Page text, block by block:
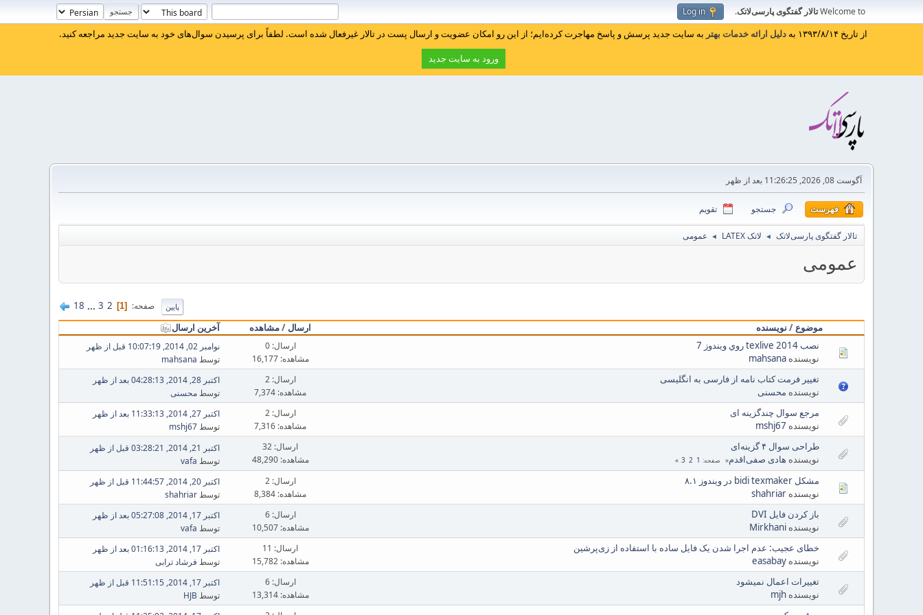
Welcome toتالار گفتگوی پارسی‌لاتک.
Log in
از تاریخ ۱۳۹۳/۸/۱۴ به دلیل ارائه خدمات بهتر به سایت جدید پرسش و پاسخ مهاجرت کرده‌ایم؛ از این رو امکان عضویت و ارسال پست در تالار غیرفعال شده است. لطفاً برای پرسیدن سوال‌های خود به سایت جدید مراجعه کنید.
ورود به سایت جدید
آگوست 08, 2026, 11:26:25 بعد از ظهر
فهرست جستجو تقویم
تالار گفتگوی پارسی‌لاتک ◄ لاتک LATEX ◄ عمومی
عمومی
پایین صفحه 1
2
3
...
18
موضوع / نویسنده ارسال /مشاهده
آخرین ارسال
نصب texlive 2014 روي ويندوز 7
نویسنده mahsana
ارسال: 0
مشاهده: 16,177
نوامبر 02, 2014, 10:07:19 قبل از ظهر
توسط mahsana
تغییر فرمت کتاب نامه از فارسی به انگلیسی
نویسنده محسنی
ارسال: 2
مشاهده: 7,374
اکتبر 28, 2014, 04:28:13 بعد از ظهر
توسطمحسنی
مرجع سوال چندگزینه ای
نویسنده mshj67
ارسال: 2
مشاهده: 7,316
اکتبر 27, 2014, 11:33:13 بعد از ظهر
توسطmshj67
طراحی سوال ۴ گزینه‌ای
نویسنده هادی صفی‌اقدم صفحه 1
2
3
ارسال: 32
مشاهده: 48,290
اکتبر 21, 2014, 03:28:21 قبل از ظهر
توسط vafa
مشکل bidi texmaker در ویندوز ۸.۱
نویسنده shahriar
ارسال: 2
مشاهده: 8,384
اکتبر 20, 2014, 11:44:57 قبل از ظهر
توسطshahriar
باز کردن فایل DVI
نویسنده Mirkhani
ارسال: 6
مشاهده: 10,507
اکتبر 17, 2014, 05:27:08 بعد از ظهر
توسط vafa
خطای عجیب: عدم اجرا شدن یک فایل ساده با استفاده از زی‌پرشین
نویسنده easabay
ارسال: 11
مشاهده: 15,782
اکتبر 17, 2014, 01:16:13 بعد از ظهر
توسط فرشاد ترابی
تغییرات اعمال نمیشود
نویسنده mjh
ارسال: 6
مشاهده: 13,314
اکتبر 17, 2014, 11:51:15 قبل از ظهر
توسط HJB